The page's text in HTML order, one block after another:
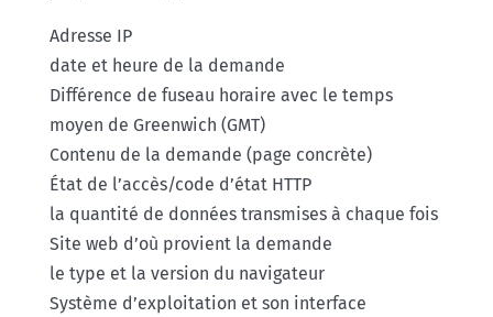
Adresse IP
date et heure de la demande
Différence de fuseau horaire avec le temps
moyen de Greenwich (GMT)
Contenu de la demande (page concrète)
État de l’accès/code d’état HTTP
la quantité de données transmises à chaque fois
Site web d’où provient la demande
le type et la version du navigateur
Système d’exploitation et son interface